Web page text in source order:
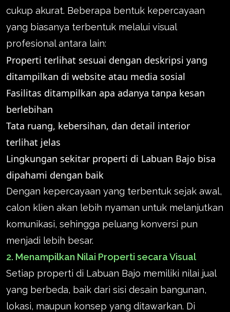
cukup akurat. Beberapa bentuk kepercayaan
yang biasanya terbentuk melalui visual
profesional antara lain:
Properti terlihat sesuai dengan deskripsi yang
ditampilkan di website atau media sosial
Fasilitas ditampilkan apa adanya tanpa kesan
berlebihan
Tata ruang, kebersihan, dan detail interior
terlihat jelas
Lingkungan sekitar properti di Labuan Bajo bisa
dipahami dengan baik
Dengan kepercayaan yang terbentuk sejak awal,
calon klien akan lebih nyaman untuk melanjutkan
komunikasi, sehingga peluang konversi pun
menjadi lebih besar.
2. Menampilkan Nilai Properti secara Visual
Setiap properti di Labuan Bajo memiliki nilai jual
yang berbeda, baik dari sisi desain bangunan,
lokasi, maupun konsep yang ditawarkan. Di